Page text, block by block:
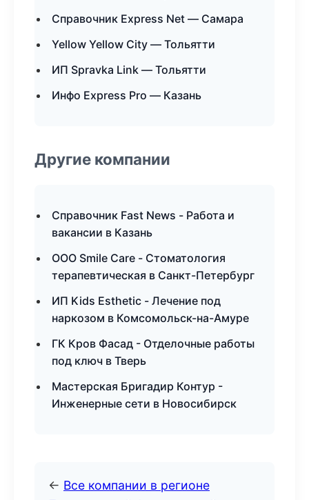
Справочник Express Net — Самара
Yellow Yellow City — Тольятти
ИП Spravka Link — Тольятти
Инфо Express Pro — Казань
Другие компании
Справочник Fast News - Работа и
вакансии в Казань
ООО Smile Care - Стоматология
терапевтическая в Санкт-Петербург
ИП Kids Esthetic - Лечение под
наркозом в Комсомольск-на-Амуре
ГК Кров Фасад - Отделочные работы
под ключ в Тверь
Мастерская Бригадир Контур -
Инженерные сети в Новосибирск
← Все компании в регионе